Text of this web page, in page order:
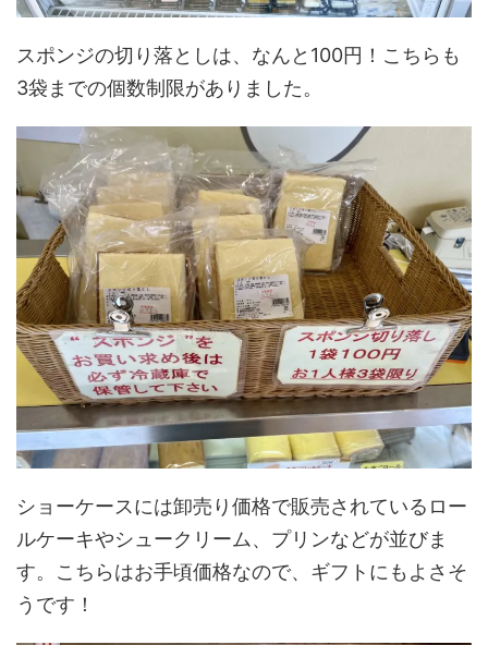
スポンジの切り落としは、なんと100円！こちらも
3袋までの個数制限がありました。
ショーケースには卸売り価格で販売されているロー
ルケーキやシュークリーム、プリンなどが並びま
す。こちらはお手頃価格なので、ギフトにもよさそ
うです！